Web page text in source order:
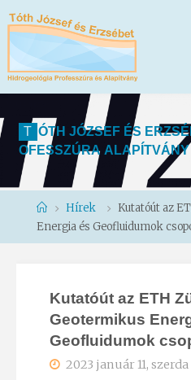
T ÓTH JÓZSE F ÉS E RZSÉ
OFESSZÚRA A LA P ÍTVÁNY
HomeHírek
Kutatóút az
Energia és Geofluidumok
Kutatóút az ETH
Geotermikus
Geofluidumok
2023 január 11, szerda